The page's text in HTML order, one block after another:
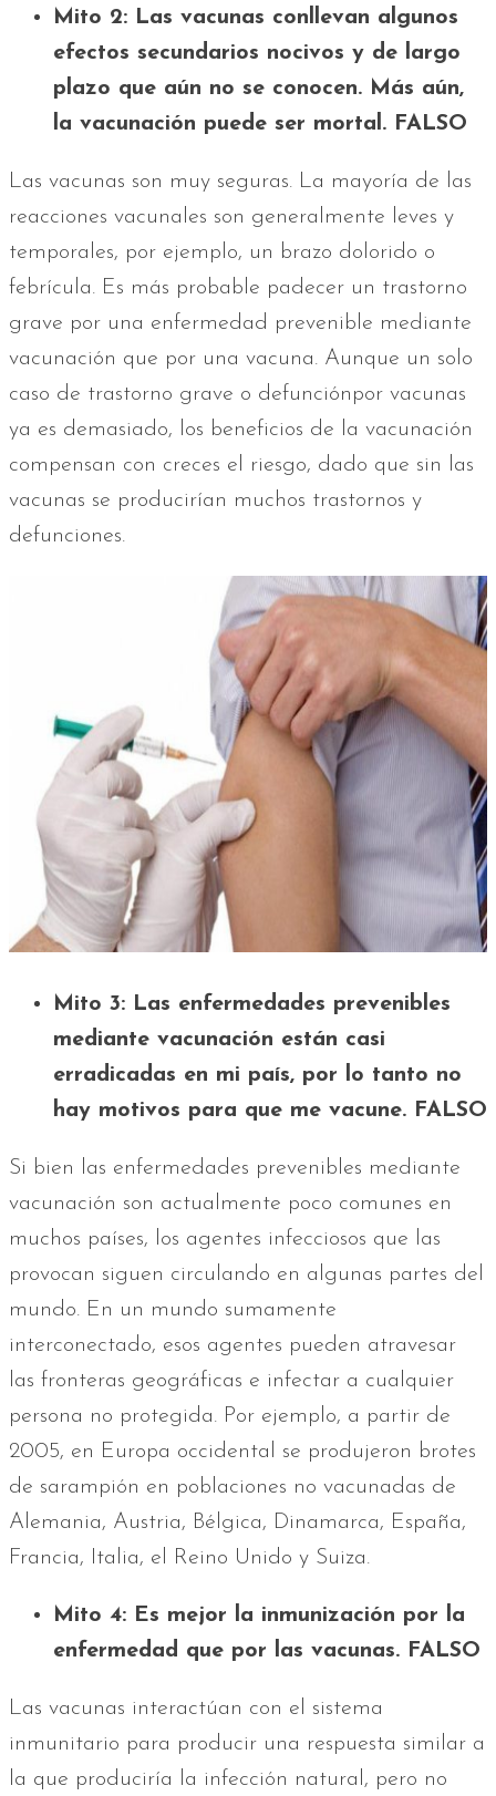
Mito 2: Las vacunas conllevan algunos
efectos secundarios nocivos y de largo
plazo que aún no se conocen. Más aún,
la vacunación puede ser mortal. FALSO
Las vacunas son muy seguras. La mayoría de las
reacciones vacunales son generalmente leves y
temporales, por ejemplo, un brazo dolorido o
febrícula. Es más probable padecer un trastorno
grave por una enfermedad prevenible mediante
vacunación que por una vacuna. Aunque un solo
caso de trastorno grave o defunciónpor vacunas
ya es demasiado, los beneficios de la vacunación
compensan con creces el riesgo, dado que sin las
vacunas se producirían muchos trastornos y
defunciones.
Mito 3: Las enfermedades prevenibles
mediante vacunación están casi
erradicadas en mi país, por lo tanto no
hay motivos para que me vacune. FALSO
Si bien las enfermedades prevenibles mediante
vacunación son actualmente poco comunes en
muchos países, los agentes infecciosos que las
provocan siguen circulando en algunas partes del
mundo. En un mundo sumamente
interconectado, esos agentes pueden atravesar
las fronteras geográficas e infectar a cualquier
persona no protegida. Por ejemplo, a partir de
2005, en Europa occidental se produjeron brotes
de sarampión en poblaciones no vacunadas de
Alemania, Austria, Bélgica, Dinamarca, España,
Francia, Italia, el Reino Unido y Suiza.
Mito 4: Es mejor la inmunización por la
enfermedad que por las vacunas. FALSO
Las vacunas interactúan con el sistema
inmunitario para producir una respuesta similar a
la que produciría la infección natural, pero no